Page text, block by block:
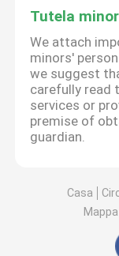
Tutela
We attach
minors'
we suggest
carefully read
services or
premise of
guardian.
Casa